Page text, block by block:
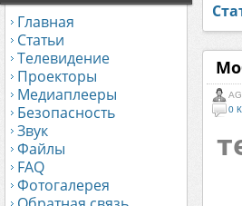
Главная
Статьи
Телевидение
Проекторы
Медиаплееры
Безопасность
Звук
Файлы
FAQ
Фотогалерея
0